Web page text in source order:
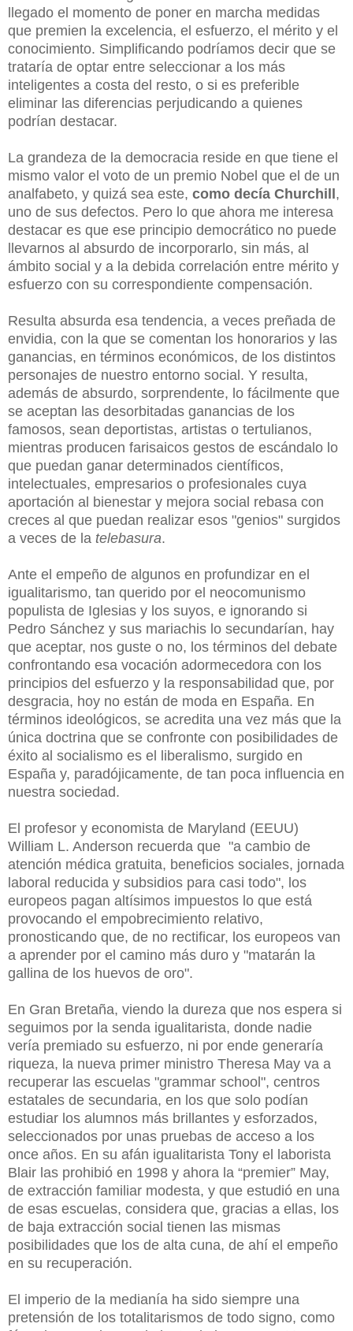
llegado el momento de poner en marcha medidas
que premien la excelencia, el esfuerzo, el mérito y el
conocimiento. Simplificando podríamos decir que se
trataría de optar entre seleccionar a los más
inteligentes a costa del resto, o si es preferible
eliminar las diferencias perjudicando a quienes
podrían destacar.
La grandeza de la democracia reside en que tiene el
mismo valor el voto de un premio Nobel que el de un
analfabeto, y quizá sea este, como decía Churchill,
uno de sus defectos. Pero lo que ahora me interesa
destacar es que ese principio democrático no puede
llevarnos al absurdo de incorporarlo, sin más, al
ámbito social y a la debida correlación entre mérito y
esfuerzo con su correspondiente compensación.
Resulta absurda esa tendencia, a veces preñada de
envidia, con la que se comentan los honorarios y las
ganancias, en términos económicos, de los distintos
personajes de nuestro entorno social. Y resulta,
además de absurdo, sorprendente, lo fácilmente que
se aceptan las desorbitadas ganancias de los
famosos, sean deportistas, artistas o tertulianos,
mientras producen farisaicos gestos de escándalo lo
que puedan ganar determinados científicos,
intelectuales, empresarios o profesionales cuya
aportación al bienestar y mejora social rebasa con
creces al que puedan realizar esos "genios" surgidos
a veces de la telebasura.
Ante el empeño de algunos en profundizar en el
igualitarismo, tan querido por el neocomunismo
populista de Iglesias y los suyos, e ignorando si
Pedro Sánchez y sus mariachis lo secundarían, hay
que aceptar, nos guste o no, los términos del debate
confrontando esa vocación adormecedora con los
principios del esfuerzo y la responsabilidad que, por
desgracia, hoy no están de moda en España. En
términos ideológicos, se acredita una vez más que la
única doctrina que se confronte con posibilidades de
éxito al socialismo es el liberalismo, surgido en
España y, paradójicamente, de tan poca influencia en
nuestra sociedad.
El profesor y economista de Maryland (EEUU)
William L. Anderson recuerda que "a cambio de
atención médica gratuita, beneficios sociales, jornada
laboral reducida y subsidios para casi todo", los
europeos pagan altísimos impuestos lo que está
provocando el empobrecimiento relativo,
pronosticando que, de no rectificar, los europeos van
a aprender por el camino más duro y "matarán la
gallina de los huevos de oro".
En Gran Bretaña, viendo la dureza que nos espera si
seguimos por la senda igualitarista, donde nadie
vería premiado su esfuerzo, ni por ende generaría
riqueza, la nueva primer ministro Theresa May va a
recuperar las escuelas "grammar school", centros
estatales de secundaria, en los que solo podían
estudiar los alumnos más brillantes y esforzados,
seleccionados por unas pruebas de acceso a los
once años. En su afán igualitarista Tony el laborista
Blair las prohibió en 1998 y ahora la “premier” May,
de extracción familiar modesta, y que estudió en una
de esas escuelas, considera que, gracias a ellas, los
de baja extracción social tienen las mismas
posibilidades que los de alta cuna, de ahí el empeño
en su recuperación.
El imperio de la medianía ha sido siempre una
pretensión de los totalitarismos de todo signo, como